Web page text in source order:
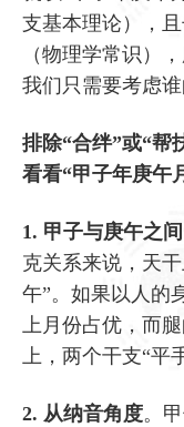
支基本理论），
（物理学常识）
我们只需要考虑
排除“合绊”或“帮
看看“甲子年庚午
1. 甲子与庚午之
克关系来说，天
午”。如果以人的
上月份占优，而
上，两个干支“平
2. 从纳音角度。